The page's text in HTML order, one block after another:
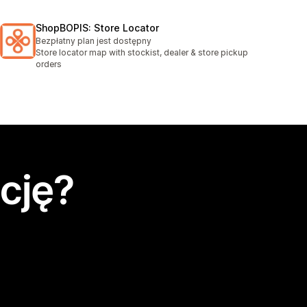
ShopBOPIS: Store Locator
Bezpłatny plan jest dostępny
Store locator map with stockist, dealer & store pickup
orders